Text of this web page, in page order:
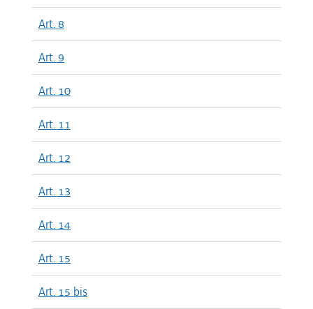
Art. 8
Art. 9
Art. 10
Art. 11
Art. 12
Art. 13
Art. 14
Art. 15
Art. 15 bis